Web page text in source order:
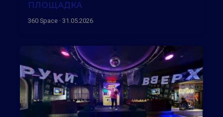
ПЛОЩАДКА
360 Space · 31.05.2026